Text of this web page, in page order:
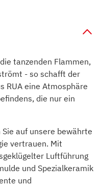
tanzenden Flammen,
- so schafft der
RUA eine Atmosphäre
die nur ein
auf unsere bewährte
vertrauen. Mit
Luftführung
und Spezialkeramik
und